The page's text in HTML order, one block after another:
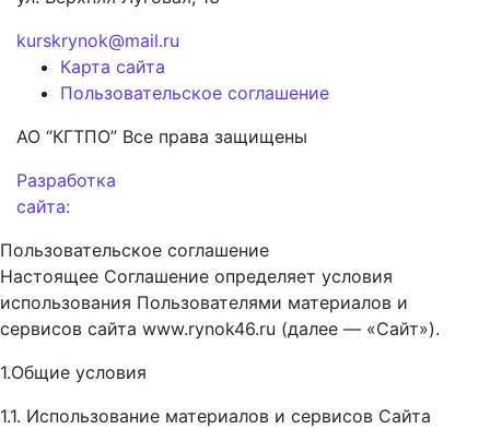
kurskrynok@mail.ru
Карта сайта
Пользовательское соглашение
АО “КГТПО” Все права защищены
Разработка
сайта:
Пользовательское соглашение
Настоящее Соглашение определяет условия
использования Пользователями материалов и
сервисов сайта www.rynok46.ru (далее — «Сайт»).
1.Общие условия
1.1. Использование материалов и сервисов Сайта